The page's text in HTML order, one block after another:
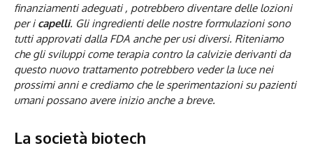
finanziamenti adeguati , potrebbero diventare delle lozioni
per i capelli. Gli ingredienti delle nostre formulazioni sono
tutti approvati dalla FDA anche per usi diversi. Riteniamo
che gli sviluppi come terapia contro la calvizie derivanti da
questo nuovo trattamento potrebbero veder la luce nei
prossimi anni e crediamo che le sperimentazioni su pazienti
umani possano avere inizio anche a breve.
La società biotech